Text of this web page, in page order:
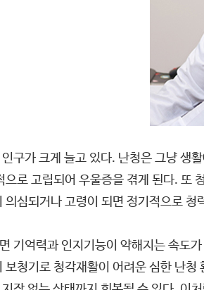
구가 크게 늘고 있다. 난청은 그냥 생
로 고립되어 우울증을 겪게 된다. 또
심되거나 고령이 되면 정기적으로
기억력과 인지기능이 약해지는 속도
청기로 청각재활이 어려운 심한 난